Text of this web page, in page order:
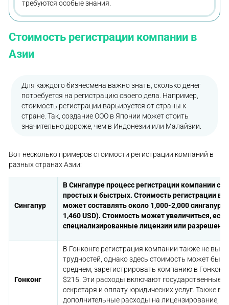
требуются особые знания.
Стоимость регистрации компании в
Азии
Для каждого бизнесмена важно знать, сколько денег
потребуется на регистрацию своего дела. Например,
стоимость регистрации варьируется от страны к
стране. Так, создание ООО в Японии может стоить
значительно дороже, чем в Индонезии или Малайзии.
Вот несколько примеров стоимости регистрации компаний в
разных странах Азии:
Сингапур
В Сингапуре процесс регистрации компании
простых и быстрых. Стоимость регистрации
может составлять около 1,000-2,000
1,460 USD). Стоимость может увеличиться,
специализированные лицензии или
Гонконг
В Гонконге регистрация компании также не
трудностей, однако здесь стоимость может
среднем, зарегистрировать компанию в
$215. Эти расходы включают государственные
секретаря и оплату юридических услуг. Также
дополнительные расходы на лицензирование,